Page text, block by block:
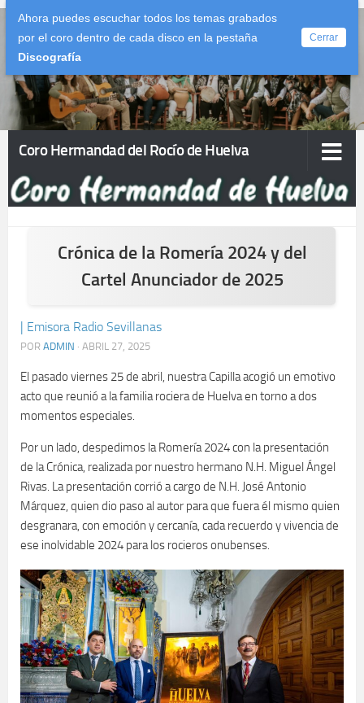
Ahora puedes escuchar todos los temas grabados
por el coro dentro de cada disco en la pestaña
Discografía
Cerrar
Saltar al contenido
Coro Hermandad del Rocío de Huelva
Crónica de la Romería 2024 y del
Cartel Anunciador de 2025
| Emisora Radio Sevillanas
POR ADMIN · ABRIL 27, 2025
El pasado viernes 25 de abril, nuestra Capilla acogió un emotivo
acto que reunió a la familia rociera de Huelva en torno a dos
momentos especiales.
Por un lado, despedimos la Romería 2024 con la presentación
de la Crónica, realizada por nuestro hermano N.H. Miguel Ángel
Rivas. La presentación corrió a cargo de N.H. José Antonio
Márquez, quien dio paso al autor para que fuera él mismo quien
desgranara, con emoción y cercanía, cada recuerdo y vivencia de
ese inolvidable 2024 para los rocieros onubenses.